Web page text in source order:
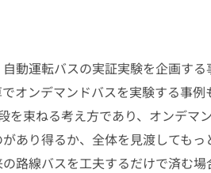
動運転バスの実証実験を企画する
オンデマンドバスを実験する事例
を束ねる考え方であり、オンデマ
あり得るか、全体を見渡してもっ
路線バスを工夫するだけで済む